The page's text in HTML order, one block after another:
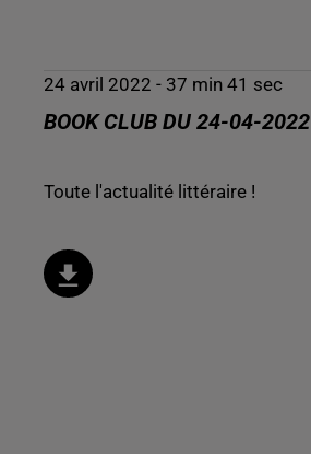
24 avril 2022 - 37 min 41 sec
BOOK CLUB DU 24-04-2022
Toute l'actualité littéraire !